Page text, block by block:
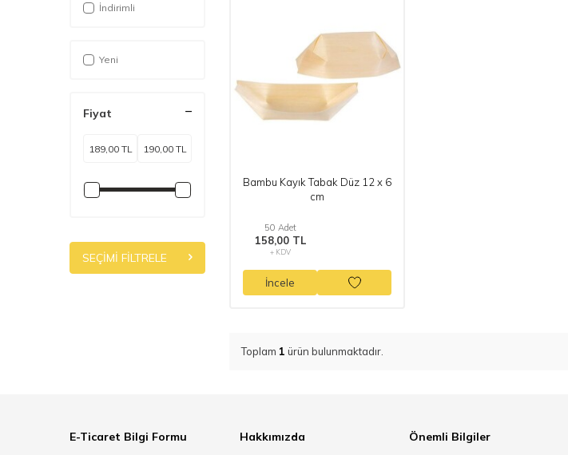
İndirimli
Yeni
Fiyat
SEÇIMI FILTRELE
Bambu Kayık Tabak Düz 12 x 6
cm
50 Adet
158,00 TL
+ KDV
İncele
Toplam 1 ürün bulunmaktadır.
E-Ticaret Bilgi Formu Hakkımızda Önemli Bilgiler